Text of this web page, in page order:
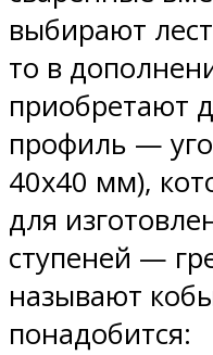
выбирают
то в
приобретают
профиль —
40х40 мм),
для
ступеней —
называют
понадобится: